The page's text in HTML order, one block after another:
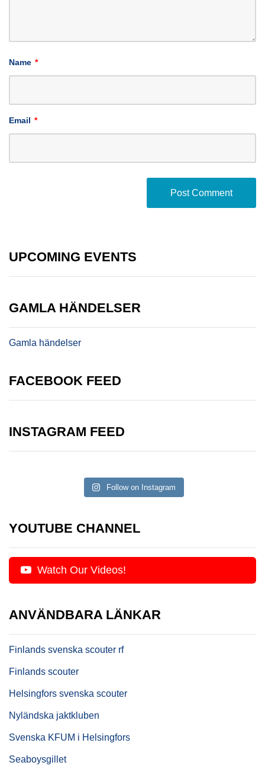
Name *
Email *
UPCOMING EVENTS
GAMLA HÄNDELSER
Gamla händelser
FACEBOOK FEED
INSTAGRAM FEED
Follow on Instagram
YOUTUBE CHANNEL
Watch Our Videos!
ANVÄNDBARA LÄNKAR
Finlands svenska scouter rf
Finlands scouter
Helsingfors svenska scouter
Nyländska jaktkluben
Svenska KFUM i Helsingfors
Seaboysgillet